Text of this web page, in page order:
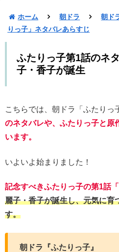
ホーム 朝ドラ 朝ド
りっ子」ネタバレあらすじ
ふたりっ子第1話のネ
子・香子が誕生
こちらでは、朝ドラ「ふたりっ
のネタバレや、ふたりっ子と原
います。
いよいよ始まりました！
記念すべきふたりっ子の第1話
麗子・香子が誕生し、元気に育
す。
朝ドラ『ふたりっ子』